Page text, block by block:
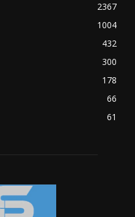
2367
1004
432
300
178
66
61